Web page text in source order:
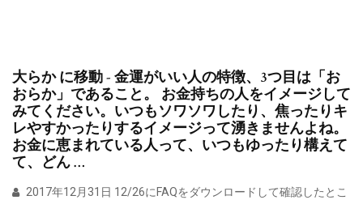
大らか に移動 - 金運がいい人の特徴、3つ目は「お
おらか」であること。 お金持ちの人をイメージして
みてください。いつもソワソワしたり、焦ったりキ
レやすかったりするイメージって湧きませんよね。
お金に恵まれている人って、いつもゆったり構えて
て、どん …
2017年12月31日 12/26にFAQをダウンロードして確認したとこ